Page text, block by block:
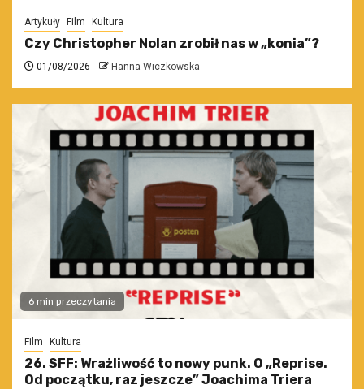
Artykuły Film Kultura
Czy Christopher Nolan zrobił nas w „konia”?
01/08/2026 Hanna Wiczkowska
6 min przeczytania
Film Kultura
26. SFF: Wrażliwość to nowy punk. O „Reprise.
Od początku, raz jeszcze” Joachima Triera